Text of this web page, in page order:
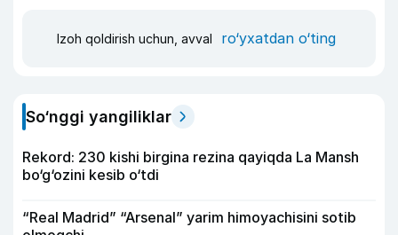
Izoh qoldirish uchun, avval ro‘yxatdan o‘ting
So‘nggi yangiliklar
Rekord: 230 kishi birgina rezina qayiqda La Mansh
bo‘g‘ozini kesib o‘tdi
“Real Madrid” “Arsenal” yarim himoyachisini sotib